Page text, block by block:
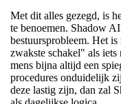
Met dit alles gezegd, is
te benoemen. Shadow
bestuursprobleem. Het
zwakste schakel" als iets
mens bijna altijd een
procedures onduidelijk
deze lastig zijn, dan zal